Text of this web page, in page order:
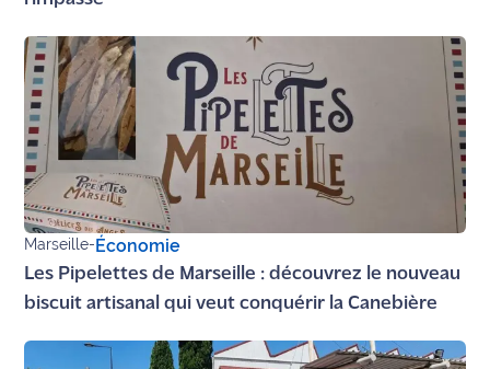
rouge
L'anecdote
de Jeff
C'est
mon
club
Les
Coachs
Maritima
Marseille-Économie
Les Pipelettes de Marseille : découvrez le nouveau
biscuit artisanal qui veut conquérir la Canebière